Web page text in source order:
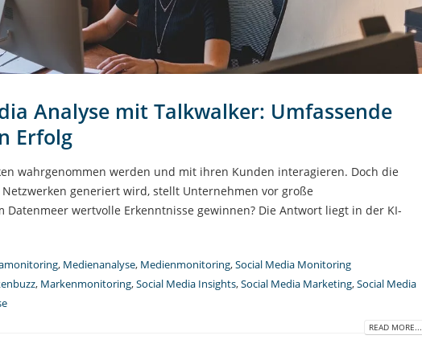
Analyse mit Talkwalker: Umfassende
Erfolg
wahrgenommen werden und mit ihren Kunden interagieren. Doch die
generiert wird, stellt Unternehmen vor große
wertvolle Erkenntnisse gewinnen? Die Antwort liegt in der KI-
, Medienanalyse, Medienmonitoring,Social Media Monitoring
, Markenmonitoring,Social Media Insights,Social Media Marketing,Social Media
READ MORE...